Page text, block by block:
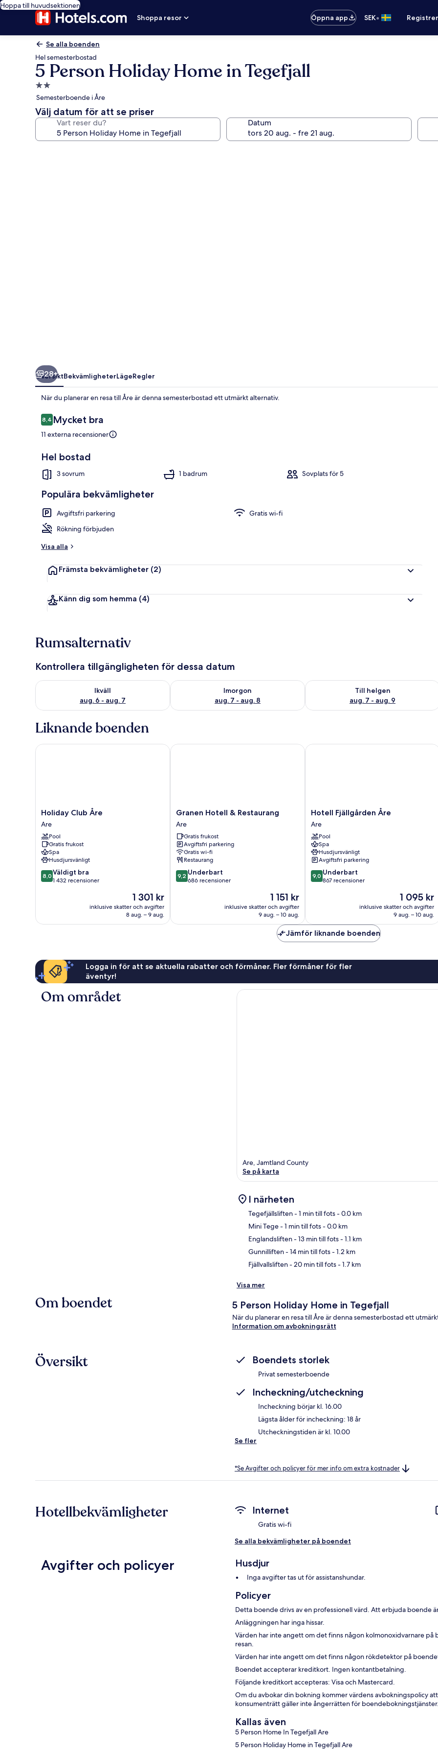
Hoppa till huvudsektionen
Shoppa resor
Öppna app SEK•
Se alla boenden
Hel semesterbostad
5 Person Holiday Home in Tegefjall
2.0-
stjärnigt
boende
Semesterboende i Åre
Välj datum för att se priser
Vart reser du? Datum
Hus | Exteriör
28+
ÖversiktBekvämligheterLägeRegler
När du planerar en resa till Åre är denna semesterbostad ett utmärkt alternativ.
Recensioner
8,48,4 av 10,
Mycket bra
11 externa recensioner
Hel bostad
3 sovrum 1 badrum Sovplats för 5
Populära bekvämligheter
Avgiftsfri parkering
Gratis wi-fi
Rökning förbjuden
Visa alla
Främsta bekvämligheter (2)
Känn dig som hemma (4)
Rumsalternativ
Kontrollera tillgängligheten för dessa datum
Ikväll
aug. 6 - aug. 7
Kontrollera tillgängligheten för ikväll aug. 6 - aug. 7
Imorgon
aug. 7 - aug. 8
Kontrollera tillgängligheten för imorgon aug. 7 - aug. 8
Till helgen
aug. 7 - aug. 9
Kontrollera tillgängligheten för den
Liknande boenden
Holiday
Club
Åre
Are
Holiday Club Åre
Are
Pool
Gratis frukost
Spa
Husdjursvänligt
8.0
av
8,0 Väldigt bra
1 432 recensioner
Priset
är
1 301 kr
1 301 kr
inklusive skatter och avgifter
8 aug. – 9 aug.
Holiday Club Åre
Granen
Hotell
&
Restaurang
Are
Granen Hotell & Restaurang
Are
Gratis frukost
Avgiftsfri parkering
Gratis wi-fi
Restaurang
9.2
av
9,2 Underbart
686 recensioner
Priset
är
1 151 kr
1 151 kr
inklusive skatter och avgifter
9 aug. – 10 aug.
Granen Hotell & Restaurang
Hotell
Fjällgården
Åre
Are
Hotell Fjällgården Åre
Are
Pool
Spa
Husdjursvänligt
Avgiftsfri parkering
9.0
av
9,0 Underbart
867 recensioner
Priset
är
1 095 kr
1 095 kr
inklusive skatter och avgifter
9 aug. – 10 aug.
Hotell Fjällgården Åre
Jämför liknande boenden
Logga in för att se aktuella rabatter och förmåner. Fler förmåner för fler
äventyr!
Om området
Are, Jamtland County
Se på karta
I närheten
Tegefjällsliften- 1 min till fots- 0.0 km
Mini Tege- 1 min till fots- 0.0 km
Englandsliften- 13 min till fots- 1.1 km
Gunnilliften- 14 min till fots- 1.2 km
Fjällvallsliften- 20 min till fots- 1.7 km
Visa mer
Om boendet 5 Person Holiday Home in Tegefjall
När du planerar en resa till Åre är denna semesterbostad ett
Information om avbokningsrätt
Översikt Boendets storlek
Privat semesterboende
Incheckning/utcheckning
Incheckning börjar kl. 16.00
Lägsta ålder för incheckning: 18 år
Utcheckningstiden är kl. 10.00
Se fler
*Se Avgifter och policyer för mer info om extra kostnader
Hotellbekvämligheter Internet
Gratis wi-fi
Se alla bekvämligheter på boendet
Avgifter och policyer Husdjur
Inga avgifter tas ut för assistanshundar.
Policyer
Detta boende drivs av en professionell värd. Att erbjuda boende
Anläggningen har inga hissar.
Värden har inte angett om det finns någon kolmonoxidvarnare
resan.
Värden har inte angett om det finns någon rökdetektor på
Boendet accepterar kreditkort. Ingen kontantbetalning.
Följande kreditkort accepteras: Visa och Mastercard.
Om du avbokar din bokning kommer värdens avbokningspolicy
konsumenträtt gäller inte ångerrätten för
Kallas även
5 Person Home In Tegefjall Are
5 Person Holiday Home in Tegefjall Are